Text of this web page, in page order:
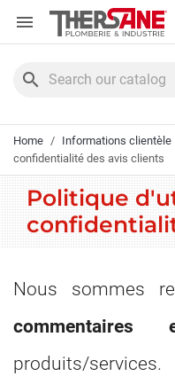
Cookies management panel

search
Home Informations clientèle
confidentialité des avis clients
Politique
Nous sommes
produits/services.